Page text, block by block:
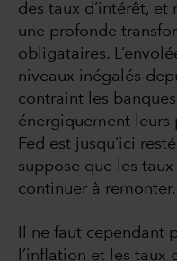
des taux d’intérêt, et
une profonde
obligataires.
niveaux inégalés
contraint les
énergiquement leurs
Fed est jusqu’ici
suppose que les
continuer à remonter.
Il ne faut cependant
l’inflation et les taux